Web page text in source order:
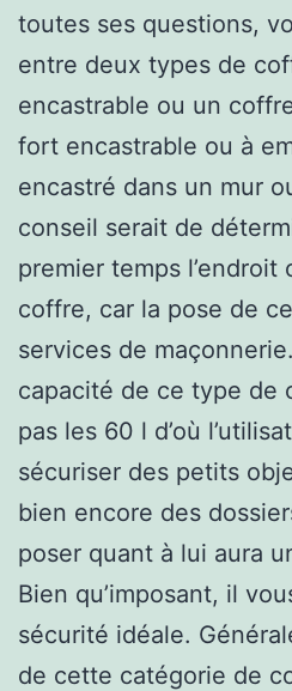
toutes ses questions,
entre deux types de
encastrable ou un
fort encastrable ou à
encastré dans un mur
conseil serait de
premier temps l’endroit
coffre, car la pose de
services de
capacité de ce type de
pas les 60 l d’où
sécuriser des petits
bien encore des
poser quant à lui aura
Bien qu’imposant, il
sécurité idéale.
de cette catégorie de